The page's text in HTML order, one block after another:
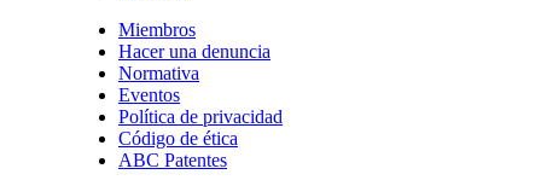
Miembros
Hacer una denuncia
Normativa
Eventos
Política de privacidad
Código de ética
ABC Patentes